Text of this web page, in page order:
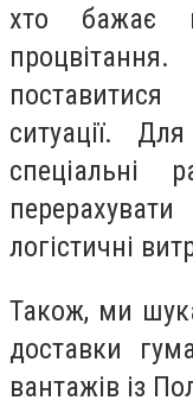
хто бажає
ситуації.
логістичні
Також, ми
доставки
вантажів із